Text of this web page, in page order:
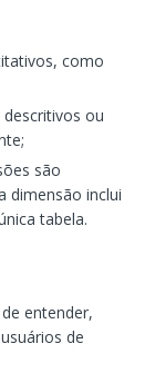
como
ou
são
dimensão inclui
tabela.
entender,
de